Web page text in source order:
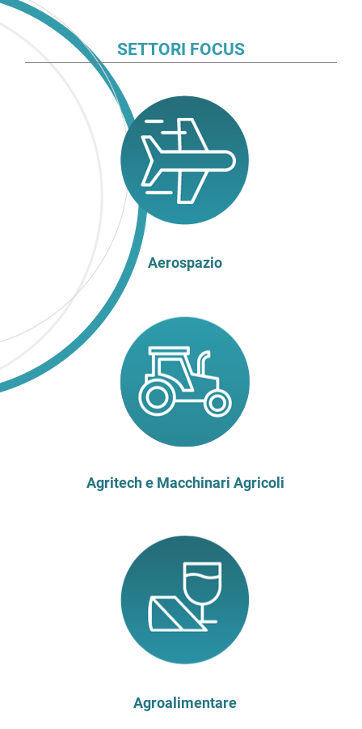
SETTORI FOCUS
Aerospazio
Agritech e Macchinari Agricoli
Agroalimentare